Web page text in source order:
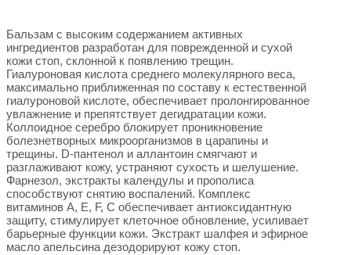
Бальзам с высоким содержанием активных
ингредиентов разработан для поврежденной и сухой
кожи стоп, склонной к появлению трещин.
Гиалуроновая кислота среднего молекулярного веса,
максимально приближенная по составу к естественной
гиалуроновой кислоте, обеспечивает пролонгированное
увлажнение и препятствует дегидратации кожи.
Коллоидное серебро блокирует проникновение
болезнетворных микроорганизмов в царапины и
трещины. D-пантенол и аллантоин смягчают и
разглаживают кожу, устраняют сухость и шелушение.
Фарнезол, экстракты календулы и прополиса
способствуют снятию воспалений. Комплекс
витаминов A, E, F, С обеспечивает антиоксидантную
защиту, стимулирует клеточное обновление, усиливает
барьерные функции кожи. Экстракт шалфея и эфирное
масло апельсина дезодорируют кожу стоп.